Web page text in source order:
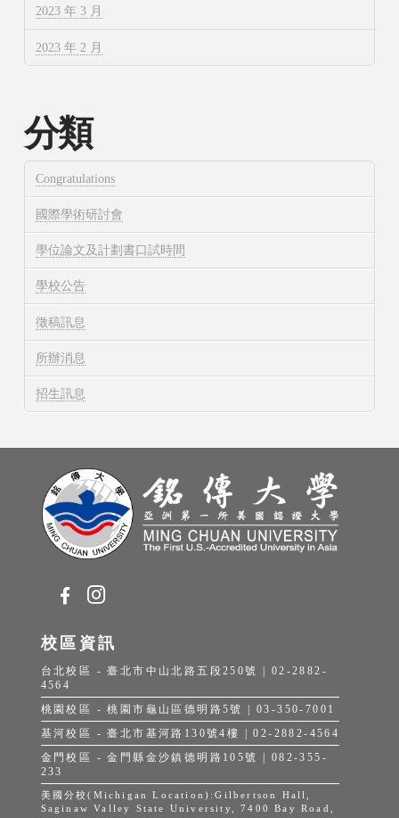
2023 年 3 月
2023 年 2 月
分類
Congratulations
國際學術研討會
學位論文及計劃書口試時間
學校公告
徵稿訊息
所辦消息
招生訊息
校區資訊
台北校區 - 臺北市中山北路五段250號 | 02-2882-
4564
桃園校區 - 桃園市龜山區德明路5號 | 03-350-7001
基河校區 - 臺北市基河路130號4樓 | 02-2882-4564
金門校區 - 金門縣金沙鎮德明路105號 | 082-355-
233
美國分校(Michigan Location):Gilbertson Hall,
Saginaw Valley State University, 7400 Bay Road,